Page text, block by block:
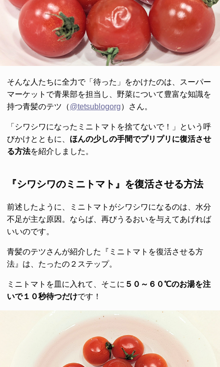
そんな人たちに全力で「待った」をかけたのは、スーパー
マーケットで青果部を担当し、野菜について豊富な知識を
持つ青髪のテツ（@tetsublogorg）さん。
「シワシワになったミニトマトを捨てないで！」という呼
びかけとともに、 ほんの少しの手間でプリプリに復活させ
る方法を紹介しました。
『シワシワのミニトマト』を復活させる方法
前述したように、ミニトマトがシワシワになるのは、水分
不足が主な原因。ならば、再びうるおいを与えてあげれば
いいのです。
青髪のテツさんが紹介した『ミニトマトを復活させる方
法』は、たったの２ステップ。
ミニトマトを皿に入れて、そこに ５０～６０℃のお湯を注
いで１０秒待つだけです！